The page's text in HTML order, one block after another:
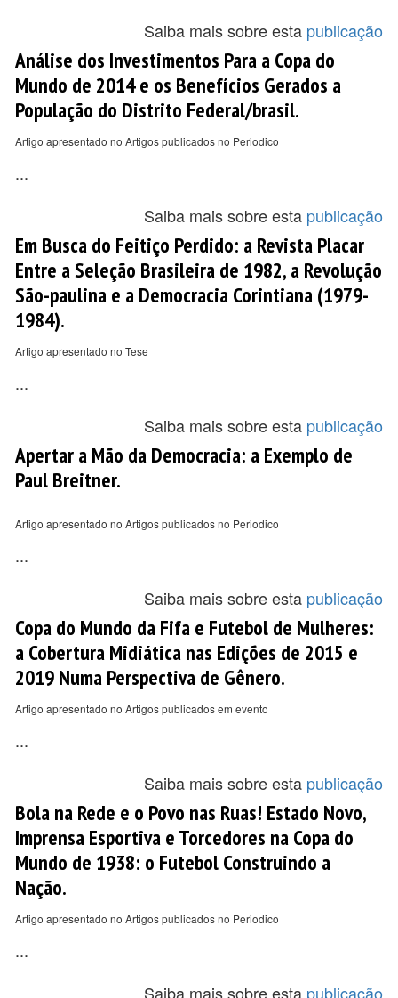
Saiba mais sobre esta publicação
Análise dos Investimentos Para a Copa do
Mundo de 2014 e os Benefícios Gerados a
População do Distrito Federal/brasil.
Artigo apresentado no Artigos publicados no Periodico
...
Saiba mais sobre esta publicação
Em Busca do Feitiço Perdido: a Revista Placar
Entre a Seleção Brasileira de 1982, a Revolução
São-paulina e a Democracia Corintiana (1979-
1984).
Artigo apresentado no Tese
...
Saiba mais sobre esta publicação
Apertar a Mão da Democracia: a Exemplo de
Paul Breitner.
Artigo apresentado no Artigos publicados no Periodico
...
Saiba mais sobre esta publicação
Copa do Mundo da Fifa e Futebol de Mulheres:
a Cobertura Midiática nas Edições de 2015 e
2019 Numa Perspectiva de Gênero.
Artigo apresentado no Artigos publicados em evento
...
Saiba mais sobre esta publicação
Bola na Rede e o Povo nas Ruas! Estado Novo,
Imprensa Esportiva e Torcedores na Copa do
Mundo de 1938: o Futebol Construindo a
Nação.
Artigo apresentado no Artigos publicados no Periodico
...
Saiba mais sobre esta publicação